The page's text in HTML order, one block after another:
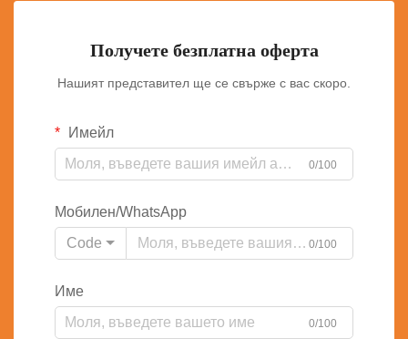
Получете безплатна оферта
Нашият представител ще се свърже с вас скоро.
Имейл
0/100
Мобилен/WhatsApp
Code
0/100
Име
0/100